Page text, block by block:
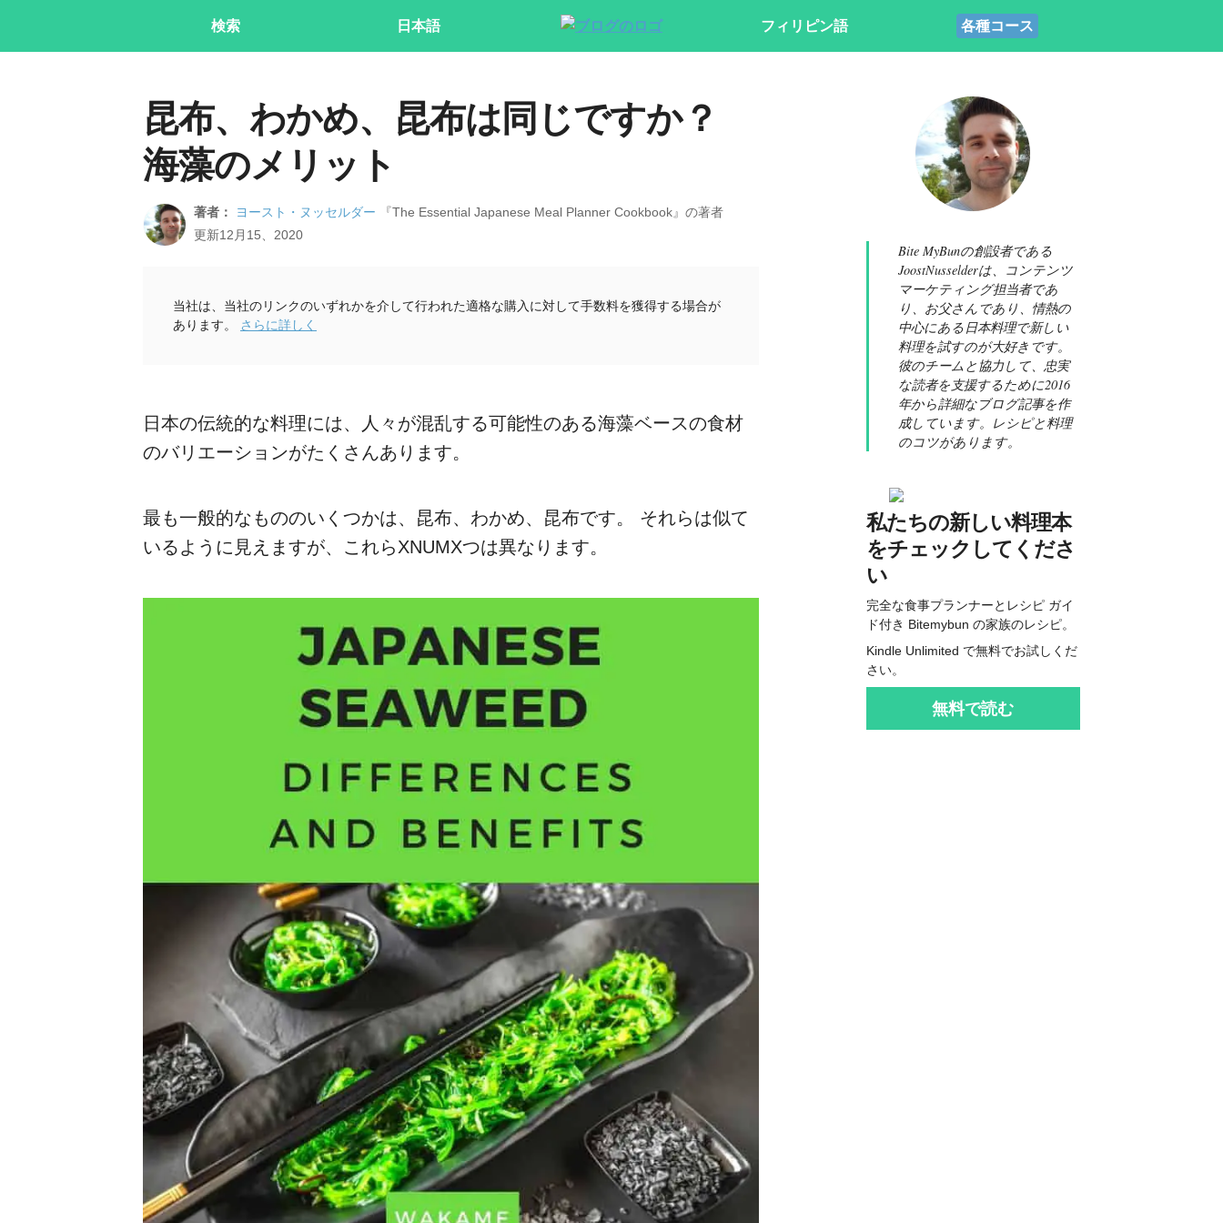
検索 日本語 フィリピン語 各種コース
昆布、わかめ、昆布は同じですか？
海藻のメリット
著者： ヨースト・ヌッセルダー 『The Essential Japanese Meal Planner Cookbook』の著者
更新12月15、2020
当社は、当社のリンクのいずれかを介して行われた適格な購入に対して手数料を獲得する場合が
あります。
さらに詳しく
日本の伝統的な料理には、人々が混乱する可能性のある海藻ベースの食材
のバリエーションがたくさんあります。
最も一般的なもののいくつかは、昆布、わかめ、昆布です。 それらは似て
いるように見えますが、これらXNUMXつは異なります。
Bite MyBunの創設者である
JoostNusselderは、コンテンツ
マーケティング担当者であ
り、お父さんであり、情熱の
中心にある日本料理で新しい
料理を試すのが大好きです。
彼のチームと協力して、忠実
な読者を支援するために2016
年から詳細なブログ記事を作
成しています。レシピと料理
のコツがあります。
私たちの新しい料理本
をチェックしてくださ
い
完全な食事プランナーとレシピ ガイ
ド付き Bitemybun の家族のレシピ。
Kindle Unlimited で無料でお試しくだ
さい。
無料で読む